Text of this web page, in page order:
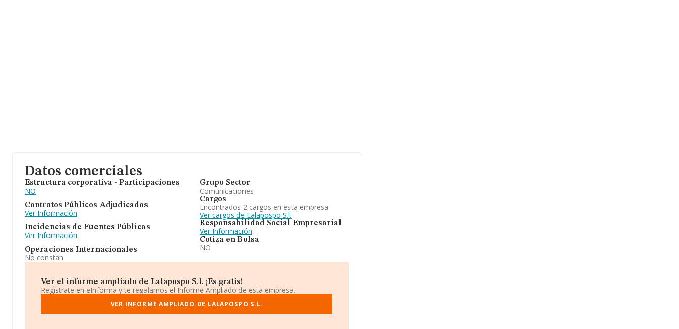
Datos comerciales
Estructura corporativa - Participaciones
NO
Contratos Públicos Adjudicados
Ver Información
Incidencias de Fuentes Públicas
Ver Información
Operaciones Internacionales
No constan
Grupo Sector
Comunicaciones
Cargos
Encontrados 2 cargos en esta empresa
Ver cargos de Lalapospo S.l.
Responsabilidad Social Empresarial
Ver Información
Cotiza en Bolsa
NO
Ver el informe ampliado de Lalapospo S.l. ¡Es gratis!
Regístrate en eInforma y te regalamos el Informe Ampliado de esta empresa.
VER INFORME AMPLIADO DE LALAPOSPO S.L.